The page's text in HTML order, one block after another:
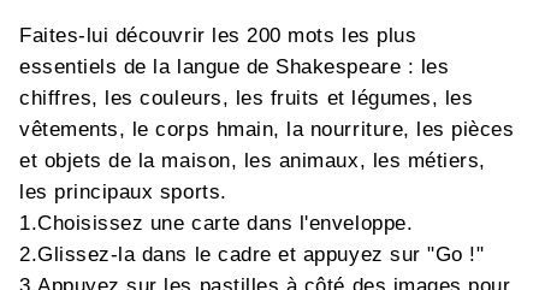
Faites-lui découvrir les 200 mots les plus
essentiels de la langue de Shakespeare : les
chiffres, les couleurs, les fruits et légumes, les
vêtements, le corps hmain, la nourriture, les pièces
et objets de la maison, les animaux, les métiers,
les principaux sports.
1.Choisissez une carte dans l'enveloppe.
2.Glissez-la dans le cadre et appuyez sur "Go !"